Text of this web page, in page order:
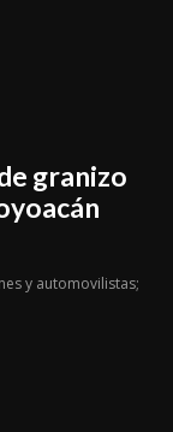
granizo
y automovilistas;